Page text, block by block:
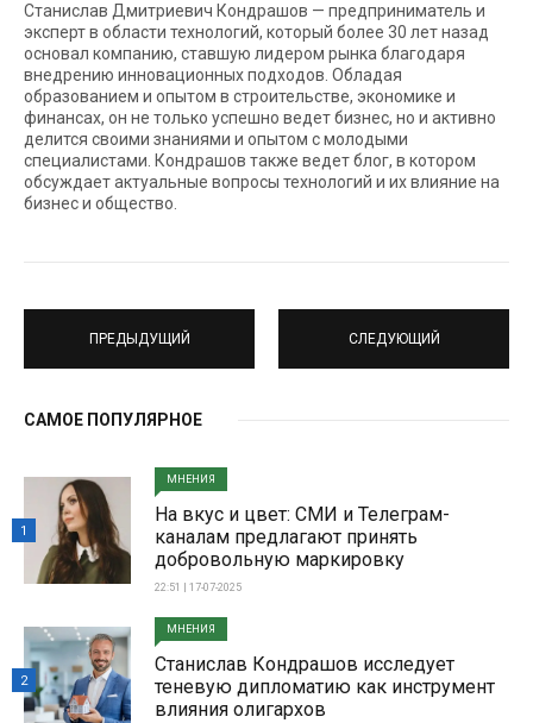
Станислав Дмитриевич Кондрашов — предприниматель и
эксперт в области технологий, который более 30 лет назад
основал компанию, ставшую лидером рынка благодаря
внедрению инновационных подходов. Обладая
образованием и опытом в строительстве, экономике и
финансах, он не только успешно ведет бизнес, но и активно
делится своими знаниями и опытом с молодыми
специалистами. Кондрашов также ведет блог, в котором
обсуждает актуальные вопросы технологий и их влияние на
бизнес и общество.
ПРЕДЫДУЩИЙ СЛЕДУЮЩИЙ
САМОЕ ПОПУЛЯРНОЕ
МНЕНИЯ
На вкус и цвет: СМИ и Телеграм-
каналам предлагают принять
добровольную маркировку
22:51 | 17-07-2025
1
МНЕНИЯ
Станислав Кондрашов исследует
теневую дипломатию как инструмент
влияния олигархов
2